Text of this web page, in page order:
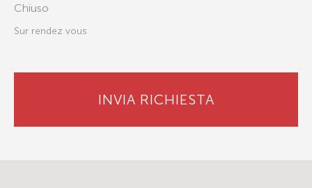
Chiuso
Sur rendez vous
INVIA RICHIESTA